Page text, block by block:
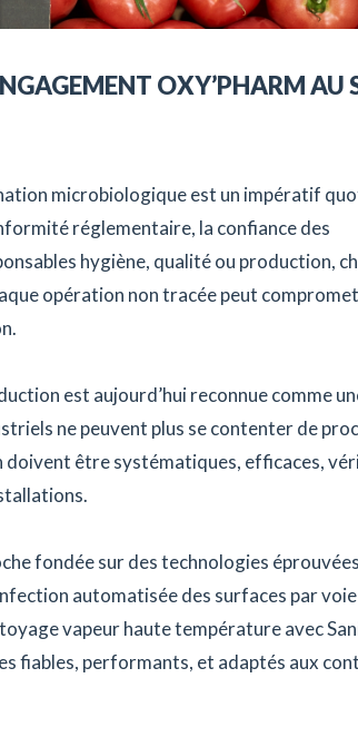
OXY’PHARM AU
microbiologique est un impératif
réglementaire, la confiance des
hygiène, qualité ou production,
opération non tracée peut
est aujourd’hui reconnue comme
ne peuvent plus se contenter de
être systématiques, efficaces,
fondée sur des technologies
automatisée des surfaces par
vapeur haute température avec
fiables, performants, et adaptés aux